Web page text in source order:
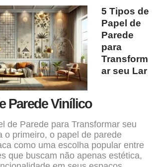
5 Tipos de
Papel de
Parede
para
Transform
ar seu Lar
Parede Vinílico
de Parede para Transformar seu
o primeiro, o papel de parede
como uma escolha popular entre
que buscam não apenas estética,